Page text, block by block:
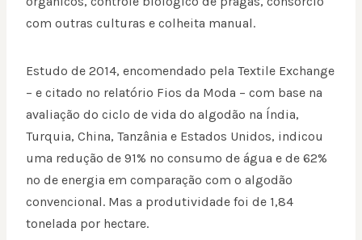
com outras culturas e colheita manual.
Estudo de 2014, encomendado pela Textile Exchange
– e citado no relatório Fios da Moda – com base na
avaliação do ciclo de vida do algodão na Índia,
Turquia, China, Tanzânia e Estados Unidos, indicou
uma redução de 91% no consumo de água e de 62%
no de energia em comparação com o algodão
convencional. Mas a produtividade foi de 1,84
tonelada por hectare.